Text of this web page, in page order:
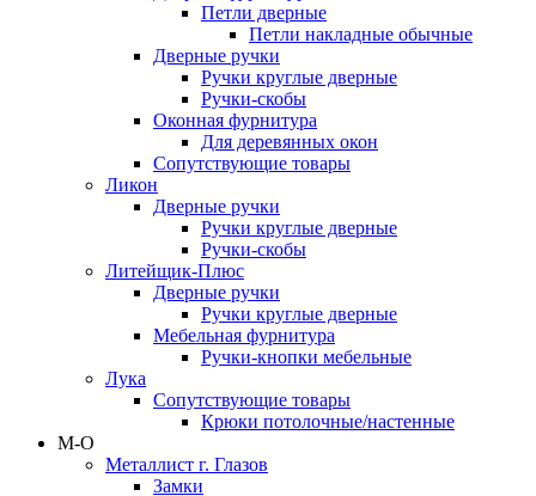
Петли дверные
Петли накладные обычные
Дверные ручки
Ручки круглые дверные
Ручки-скобы
Оконная фурнитура
Для деревянных окон
Сопутствующие товары
Ликон
Дверные ручки
Ручки круглые дверные
Ручки-скобы
Литейщик-Плюс
Дверные ручки
Ручки круглые дверные
Мебельная фурнитура
Ручки-кнопки мебельные
Лука
Сопутствующие товары
Крюки потолочные/настенные
М-О
Металлист г. Глазов
Замки